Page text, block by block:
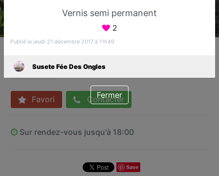
Susete Fée Des Ongles
Sucy-en-Brie
Favori Contacter
Sur rendez-vous jusqu'à 18:00
Save
Vernis semi permanent
2
Publié le jeudi 21 décembre 2017 à 11h49
Susete Fée Des Ongles
Fermer